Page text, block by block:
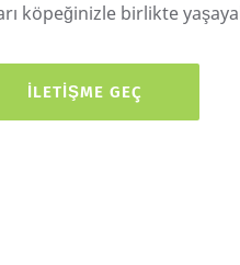
köpeğinizle birlikte
İLETIŞME GEÇ